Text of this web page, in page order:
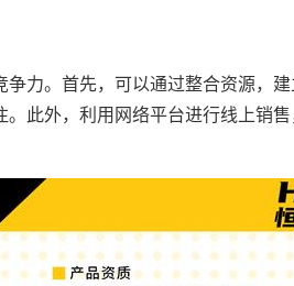
力。首先，可以通过整合资源，
此外，利用网络平台进行线上销